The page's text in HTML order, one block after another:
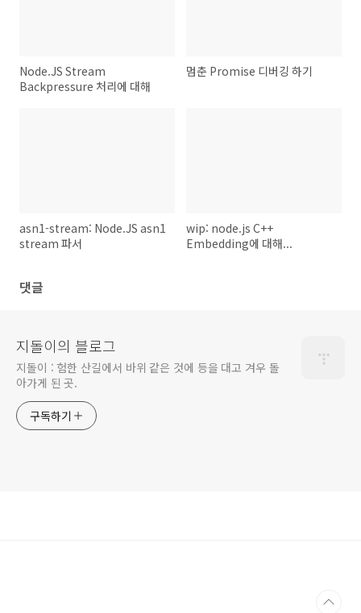
Node.JS Stream
Backpressure 처리에 대해
멈춘 Promise 디버깅 하기
asn1-stream: Node.JS asn1
stream 파서
wip: node.js C++
Embedding에 대해...
댓글
지돌이의 블로그
지돌이 : 험한 산길에서 바위 같은 것에 등을 대고 겨우 돌
아가게 된 곳.
구독하기